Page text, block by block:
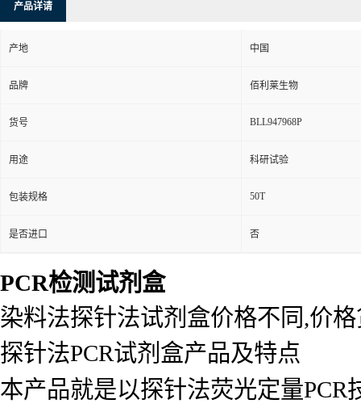
产品详请
产地 中国
品牌 佰利莱生物
货号 BLL947968P
用途 科研试验
包装规格 50T
是否进口 否
PCR检测试剂盒
染料法探针法试剂盒价格不同,价
探针法PCR试剂盒产品及特点
本产品就是以探针法荧光定量